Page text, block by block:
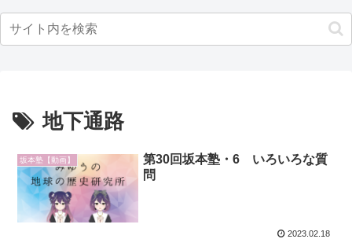
地下通路
坂本塾【動画】
第30回坂本塾・6 いろいろな質
問
2023.02.18